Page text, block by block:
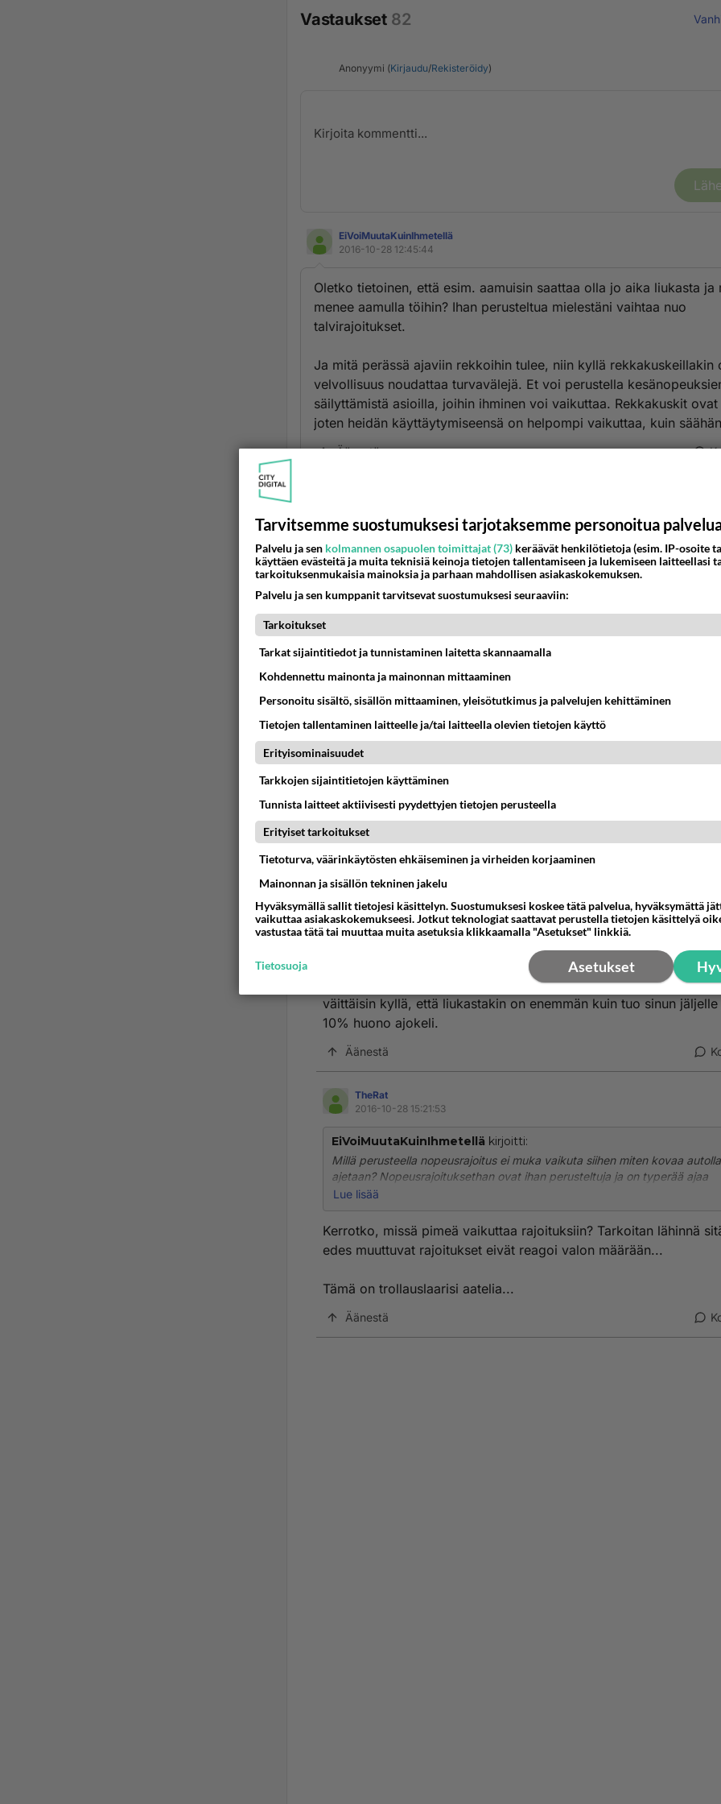
Vastaukset 82
Anonyymi (Kirjaudu/Rekisteröidy)
EiVoiMuutaKuinIhmetellä
2016-10-28 12:45:44
Oletko tietoinen, että esim. aamuisin saattaa olla jo aika liukasta ja
menee aamulla töihin? Ihan perusteltua mielestäni vaihtaa nuo
talvirajoitukset.
Ja mitä perässä ajaviin rekkoihin tulee, niin kyllä rekkakuskeillakin
velvollisuus noudattaa turvavälejä. Et voi perustella
säilyttämistä asioilla, joihin ihminen voi vaikuttaa. Rekkakuskit ovat
joten heidän käyttäytymiseensä on helpompi vaikuttaa, kuin
Äänestä
Autolla ajetaan olosuhteiden mukaan ei nopeusrajouts siihen
Enemmän tulee vaan tukkeita teille kun 90% läpi talven on
ajokeli.
Äänestä
EiVoiMuutaKuinIhmetellä
kieltolakirjoitti:
tulee vaan tukkeita teille kun 90% läpi talven on loistava ajokeli.
autolla ajetaan? Nopeusrajoituksethan ovat ihan perusteltuja ja on
typerää ajaa kovempaa, kuin nopeusrajoitus kertoo.
"Talven ja pimeän ajan takia nopeusrajoituksia alennetaan aina
kynnyksellä. Näin pienennetään onnettomuusriskiä, joka muuten
pimeällä kaksinkertaiseksi ja liukkaalla moninkertaiseksi
Eli pimeäkin vaikuttaa noihin rajoituksiin, oli keli mikä tahansa. Ja
väittäisin kyllä, että liukastakin on enemmän kuin tuo sinun jäljelle
10% huono ajokeli.
Äänestä
TheRat
2016-10-28 15:21:53
EiVoiMuutaKuinIhmetellä kirjoitti:
Millä perusteella nopeusrajoitus ei muka vaikuta siihen miten kovaa autolla
ajetaan? Nopeusrajoituksethan ovat ihan perusteltuja ja on typerää ajaa
kovempaa, kuin nopeusrajoitus kertoo.
Liikennevirasto sanoo talvinopeusrajoituksista seuraavaa:
"Talven ja pimeän ajan takia nopeusrajoituksia alennetaan aina talven
kaksinkertaiseksi ja liukkaalla moninkertaiseksi verrattuna päivänvalossa ja
Eli pimeäkin vaikuttaa noihin rajoituksiin, oli keli mikä tahansa. Ja
Lue lisää
Kerrotko, missä pimeä vaikuttaa rajoituksiin? Tarkoitan lähinnä
edes muuttuvat rajoitukset eivät reagoi valon määrään...
Tämä on trollauslaarisi aatelia...
Äänestä
Tarvitsemme suostumuksesi tarjotaksemme personoitua
Palvelu ja sen kolmannen osapuolen toimittajat (73) keräävät henkilötietoja (esim. IP-osoite
käyttäen evästeitä ja muita teknisiä keinoja tietojen tallentamiseen ja lukemiseen laitteellasi
tarkoituksenmukaisia mainoksia ja parhaan mahdollisen asiakaskokemuksen.
Palvelu ja sen kumppanit tarvitsevat suostumuksesi seuraaviin:
Tarkoitukset
Tarkat sijaintitiedot ja tunnistaminen laitetta skannaamalla
Kohdennettu mainonta ja mainonnan mittaaminen
Personoitu sisältö, sisällön mittaaminen, yleisötutkimus ja palvelujen kehittäminen
Tietojen tallentaminen laitteelle ja/tai laitteella olevien tietojen käyttö
Erityisominaisuudet
Tarkkojen sijaintitietojen käyttäminen
Tunnista laitteet aktiivisesti pyydettyjen tietojen perusteella
Erityiset tarkoitukset
Tietoturva, väärinkäytösten ehkäiseminen ja virheiden korjaaminen
Mainonnan ja sisällön tekninen jakelu
Hyväksymällä sallit tietojesi käsittelyn. Suostumuksesi koskee tätä palvelua, hyväksymättä
vaikuttaa asiakaskokemukseesi. Jotkut teknologiat saattavat perustella tietojen käsittelyä
vastustaa tätä tai muuttaa muita asetuksia klikkaamalla "Asetukset" linkkiä.
Asetukset
Tietosuoja